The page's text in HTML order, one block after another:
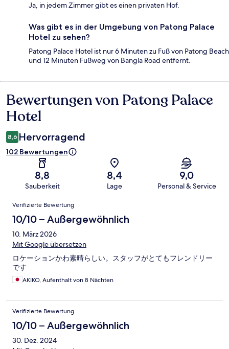
Ja, in jedem Zimmer gibt es einen privaten Hof.
Was gibt es in der Umgebung von Patong Palace
Hotel zu sehen?
Patong Palace Hotel ist nur 6 Minuten zu Fuß von Patong Beach
und 12 Minuten Fußweg von Bangla Road entfernt.
Bewertungen
Bewertungen von Patong Palace
Hotel
8,6 Hervorragend
102 Bewertungen
8,8
Sauberkeit
8,4
Lage
9,0
Personal & Service
Bewertungen
Verifizierte Bewertung
10/10 – Außergewöhnlich
10. März 2026
Mit Google übersetzen
ロケーションかわ素晴らしい。スタッフがとてもフレンドリー
です
AKIKO, Aufenthalt von 8 Nächten
Verifizierte Bewertung
10/10 – Außergewöhnlich
30. Dez. 2024